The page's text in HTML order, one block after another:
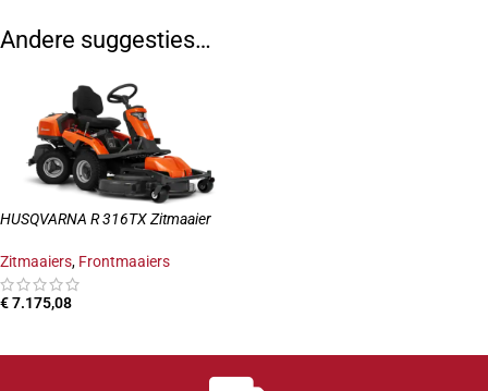
Andere suggesties…
HUSQVARNA R 316TX Zitmaaier
Zitmaaiers, Frontmaaiers
€7.175,08